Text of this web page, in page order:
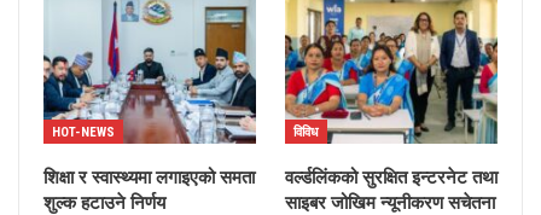
HOT-NEWS
शिक्षा र स्वास्थ्यमा लगाइएको समता
शुल्क हटाउने निर्णय
विविध
वर्ल्डलिंकको सुरक्षित इन्टरनेट तथा
साइबर जोखिम न्यूनीकरण सचेतना